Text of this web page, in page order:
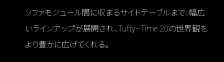
ソファモジュール間に収まるサイドテーブルまで、幅広
いラインアップが展開され、Tufty–Time 20の世界観を
より豊かに広げてくれる。